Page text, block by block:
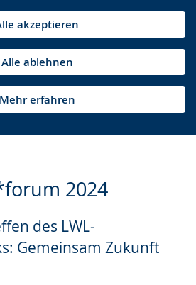
akzeptieren
Alle ablehnen
Mehr erfahren
2024
des LWL-
Gemeinsam Zukunft